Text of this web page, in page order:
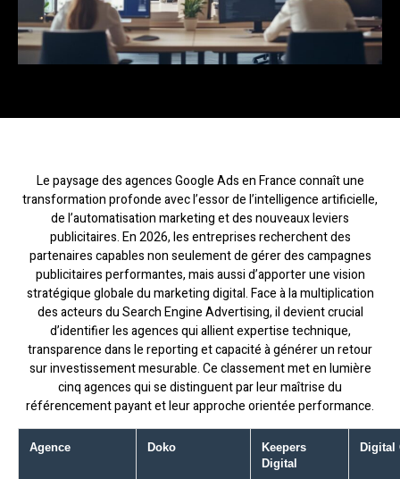
Le paysage des agences Google Ads en France connaît une
transformation profonde avec l’essor de l’intelligence artificielle,
de l’automatisation marketing et des nouveaux leviers
publicitaires. En 2026, les entreprises recherchent des
partenaires capables non seulement de gérer des campagnes
publicitaires performantes, mais aussi d’apporter une vision
stratégique globale du marketing digital. Face à la multiplication
des acteurs du Search Engine Advertising, il devient crucial
d’identifier les agences qui allient expertise technique,
transparence dans le reporting et capacité à générer un retour
sur investissement mesurable. Ce classement met en lumière
cinq agences qui se distinguent par leur maîtrise du
référencement payant et leur approche orientée performance.
Agence Doko
Keepers
Digital
Digital